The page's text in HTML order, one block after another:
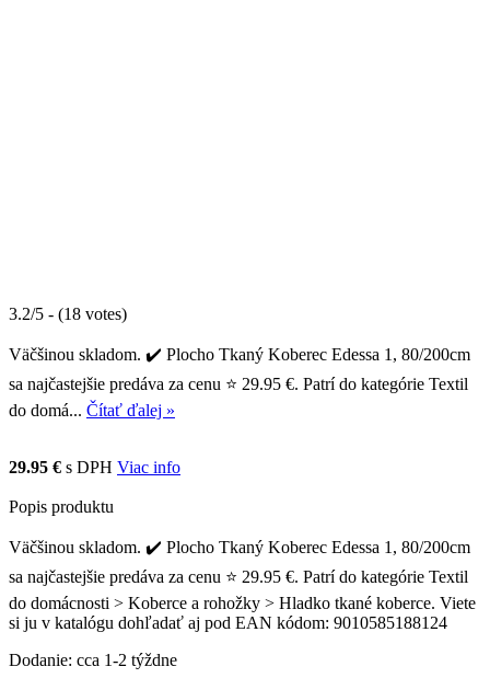
3.2/5 - (18 votes)
Väčšinou skladom. ✔️ Plocho Tkaný Koberec Edessa 1, 80/200cm
sa najčastejšie predáva za cenu ⭐ 29.95 €. Patrí do kategórie Textil
do domá... Čítať ďalej »
29.95 € s DPH Viac info
Popis produktu
Väčšinou skladom. ✔️ Plocho Tkaný Koberec Edessa 1, 80/200cm
sa najčastejšie predáva za cenu ⭐ 29.95 €. Patrí do kategórie Textil
do domácnosti > Koberce a rohožky > Hladko tkané koberce. Viete
si ju v katalógu dohľadať aj pod EAN kódom: 9010585188124
Dodanie: cca 1-2 týždne